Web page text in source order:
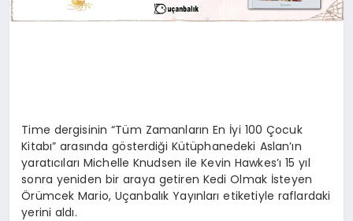
Time dergisinin “Tüm Zamanların En İyi 100 Çocuk
Kitabı” arasında gösterdiği Kütüphanedeki Aslan’ın
yaratıcıları Michelle Knudsen ile Kevin Hawkes’ı 15 yıl
sonra yeniden bir araya getiren Kedi Olmak İsteyen
Örümcek Mario, Uçanbalık Yayınları etiketiyle raflardaki
yerini aldı.